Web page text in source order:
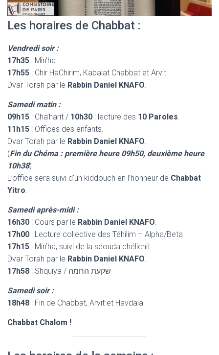
Les horaires de Chabbat :
Vendredi soir :
17h35 : Min’ha
17h55 : Chir HaChirim, Kabalat Chabbat et Arvit
Dvar Torah par le Rabbin Daniel KNAFO.
Samedi matin :
09h15 : Cha’harit / 10h30 : lecture des 10 Paroles.
11h15 : Offices des enfants.
Dvar Torah par le Rabbin Daniel KNAFO.
(Fin du Chéma : première heure 09h50, deuxième heure
10h38)
L’office sera suivi d’un kiddouch en l’honneur de Chabbat
Yitro.
Samedi après-midi :
16h30 : Cours par le Rabbin Daniel KNAFO.
17h00 : Lecture collective des Téhilim – Alpha/Beta
17h15 : Min’ha, suivi de la séouda chélichit .
Dvar Torah par le Rabbin Daniel KNAFO.
17h58
: Shquiya / שקעת החמה
Samedi soir :
18h48 : Fin de Chabbat, Arvit et Havdala
Chabbat Chalom !